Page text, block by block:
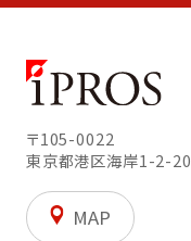
〒105-0022
東京都港区海岸1-2-20
MAP